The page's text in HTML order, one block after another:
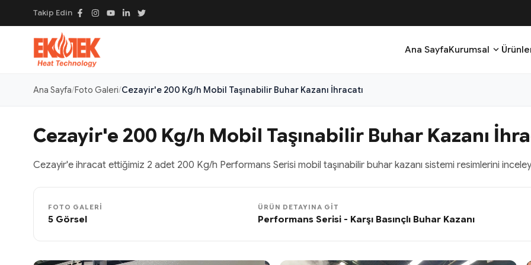
Takip Edin
Ana SayfaKurumsal expand_more
Ana Sayfa Foto Galeri Cezayir'e 200 Kg/h Mobil Taşınabilir Buhar Kazanı İhracatı
Cezayir'e 200 Kg/h Mobil Taşınabilir Buhar Kazanı
Cezayir'e ihracat ettiğimiz 2 adet 200 Kg/h Performans Serisi mobil taşınabilir buhar kazanı sistemi resimlerini
FOTO GALERI
5 Görsel
ÜRÜN DETAYINA GIT
Performans Serisi - Karşı Basınçlı Buhar Kazanı